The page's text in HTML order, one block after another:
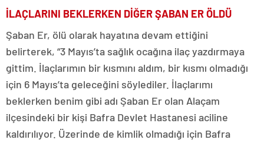
İLAÇLARINI BEKLERKEN DİĞER ŞABAN ER ÖLDÜ
Şaban Er, ölü olarak hayatına devam ettiğini
belirterek, “3 Mayıs’ta sağlık ocağına ilaç yazdırmaya
gittim. İlaçlarımın bir kısmını aldım, bir kısmı olmadığı
için 6 Mayıs’ta geleceğini söylediler. İlaçlarımı
beklerken benim gibi adı Şaban Er olan Alaçam
ilçesindeki bir kişi Bafra Devlet Hastanesi aciline
kaldırılıyor. Üzerinde de kimlik olmadığı için Bafra